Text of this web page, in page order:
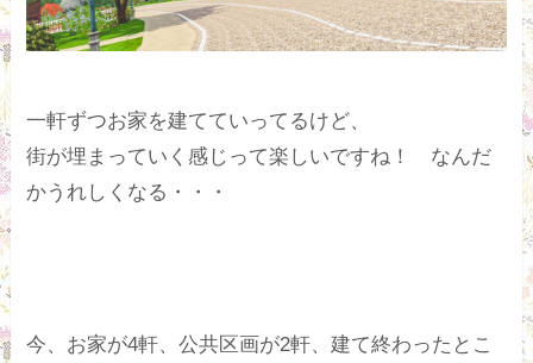
一軒ずつお家を建てていってるけど、
街が埋まっていく感じって楽しいですね！ なんだ
かうれしくなる・・・
今、お家が4軒、公共区画が2軒、建て終わったとこ